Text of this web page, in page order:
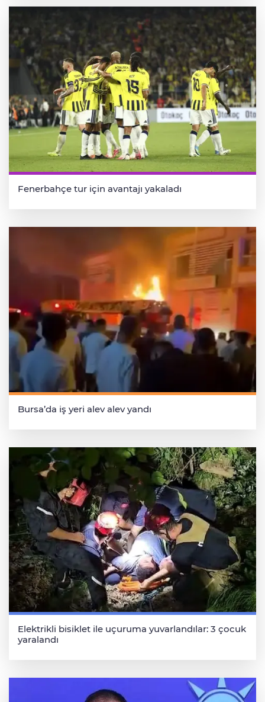
Fenerbahçe tur için avantajı yakaladı
Bursa’da iş yeri alev alev yandı
Elektrikli bisiklet ile uçuruma yuvarlandılar: 3 çocuk
yaralandı